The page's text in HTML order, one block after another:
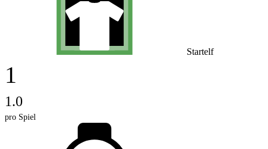
Startelf
1
1.0
pro Spiel